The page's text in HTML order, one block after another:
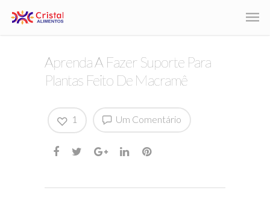
Aprenda A Fazer Suporte Para
Plantas Feito De Macramê
Um Comentário
1